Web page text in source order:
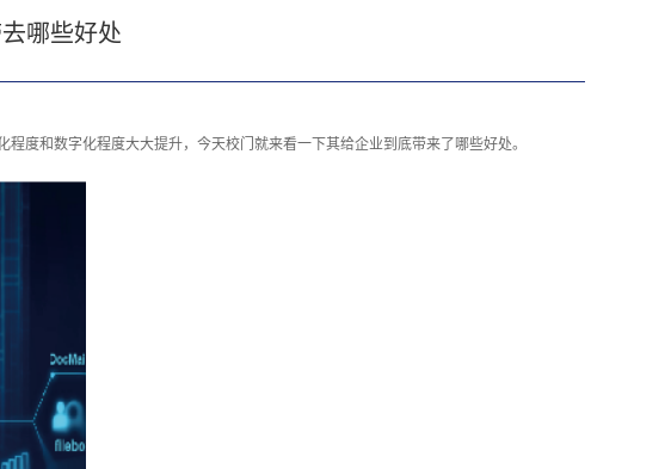
哪些好处
度和数字化程度大大提升，今天校门就来看一下其给企业到底带来了哪些好处。